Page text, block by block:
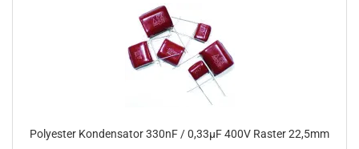
Polyester Kondensator 330nF / 0,33µF 400V Raster 22,5mm